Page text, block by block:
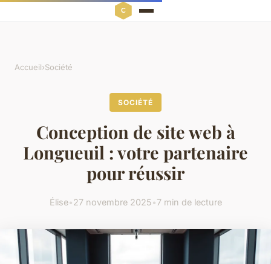
Accueil›Société
SOCIÉTÉ
Conception de site web à
Longueuil : votre partenaire
pour réussir
Élise•27 novembre 2025•7 min de lecture